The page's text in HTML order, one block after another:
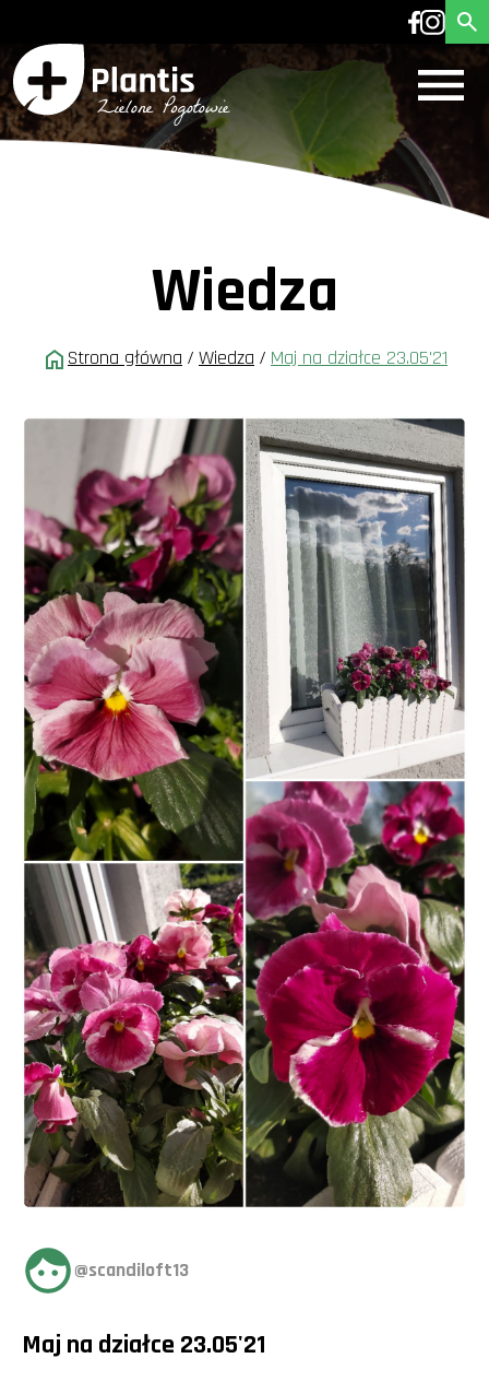
Wiedza
Strona główna / Wiedza / Maj na działce 23.05'21
@scandiloft13
Maj na działce 23.05'21